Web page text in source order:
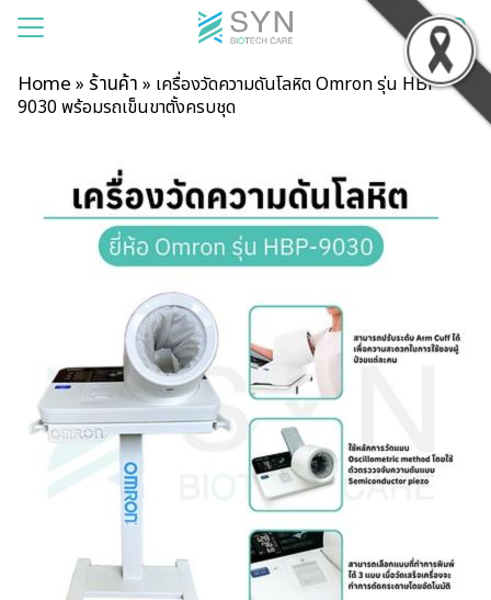
Home » ร้านค้า » เครื่องวัดความดันโลหิต Omron รุ่น HBP
9030 พร้อมรถเข็นขาตั้งครบชุด